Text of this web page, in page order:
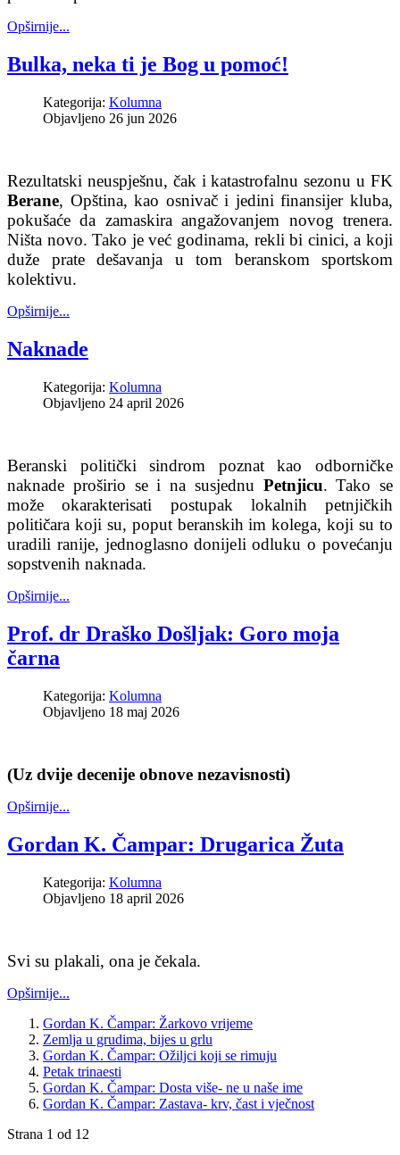
Opširnije...
Bulka, neka ti je Bog u pomoć!
Kategorija: Kolumna
Objavljeno 26 jun 2026
Rezultatski neuspješnu, čak i katastrofalnu sezonu u FK
Berane, Opština, kao osnivač i jedini finansijer kluba,
pokušaće da zamaskira angažovanjem novog trenera.
Ništa novo. Tako je već godinama, rekli bi cinici, a koji
duže prate dešavanja u tom beranskom sportskom
kolektivu.
Opširnije...
Naknade
Kategorija: Kolumna
Objavljeno 24 april 2026
Beranski politički sindrom poznat kao odborničke
naknade proširio se i na susjednu Petnjicu. Tako se
može okarakterisati postupak lokalnih petnjičkih
političara koji su, poput beranskih im kolega, koji su to
uradili ranije, jednoglasno donijeli odluku o povećanju
sopstvenih naknada.
Opširnije...
Prof. dr Draško Došljak: Goro moja
čarna
Kategorija: Kolumna
Objavljeno 18 maj 2026
(Uz dvije decenije obnove nezavisnosti)
Opširnije...
Gordan K. Čampar: Drugarica Žuta
Kategorija: Kolumna
Objavljeno 18 april 2026
Svi su plakali, ona je čekala.
Opširnije...
Gordan K. Čampar: Žarkovo vrijeme
Zemlja u grudima, bijes u grlu
Gordan K. Čampar: Ožiljci koji se rimuju
Petak trinaesti
Gordan K. Čampar: Dosta više- ne u naše ime
Gordan K. Čampar: Zastava- krv, čast i vječnost
Strana 1 od 12